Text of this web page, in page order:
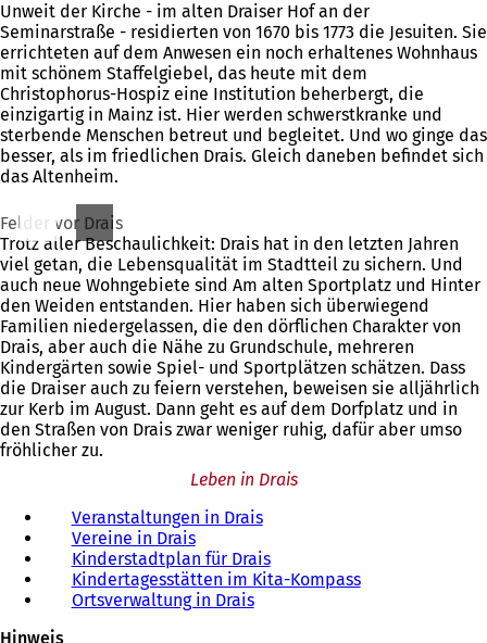
Unweit der Kirche - im alten Draiser Hof an der
Seminarstraße - residierten von 1670 bis 1773 die Jesuiten. Sie
errichteten auf dem Anwesen ein noch erhaltenes Wohnhaus
mit schönem Staffelgiebel, das heute mit dem
Christophorus-Hospiz eine Institution beherbergt, die
einzigartig in Mainz ist. Hier werden schwerstkranke und
sterbende Menschen betreut und begleitet. Und wo ginge das
besser, als im friedlichen Drais. Gleich daneben befindet sich
das Altenheim.
Felder vor Drais
Trotz aller Beschaulichkeit: Drais hat in den letzten Jahren
viel getan, die Lebensqualität im Stadtteil zu sichern. Und
auch neue Wohngebiete sind Am alten Sportplatz und Hinter
den Weiden entstanden. Hier haben sich überwiegend
Familien niedergelassen, die den dörflichen Charakter von
Drais, aber auch die Nähe zu Grundschule, mehreren
Kindergärten sowie Spiel- und Sportplätzen schätzen. Dass
die Draiser auch zu feiern verstehen, beweisen sie alljährlich
zur Kerb im August. Dann geht es auf dem Dorfplatz und in
den Straßen von Drais zwar weniger ruhig, dafür aber umso
fröhlicher zu.
Leben in Drais
Veranstaltungen in Drais
Vereine in Drais
Kinderstadtplan für Drais
Kindertagesstätten im Kita-Kompass
Ortsverwaltung in Drais
Hinweis